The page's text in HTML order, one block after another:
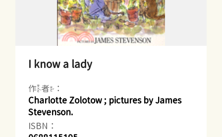
I know a lady
作者：
Charlotte Zolotow ; pictures by James
Stevenson.
ISBN：